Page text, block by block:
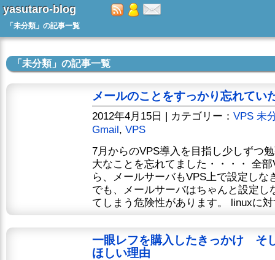
yasutaro-blog
「未分類」の記事一覧
「未分類」の記事一覧
メールのことをすっかり忘れてい
2012年4月15日 | カテゴリー： VPS 未
Gmail, VPS
7月からのVPS導入を目指し少しずつ
大なことを忘れてました・・・・ 全
ら、メールサーバもVPS上で設定しな
でも、メールサーバはちゃんと設定し
てしまう危険性があります。 linuxに
一眼レフを購入したきっかけ そ
ほしい理由